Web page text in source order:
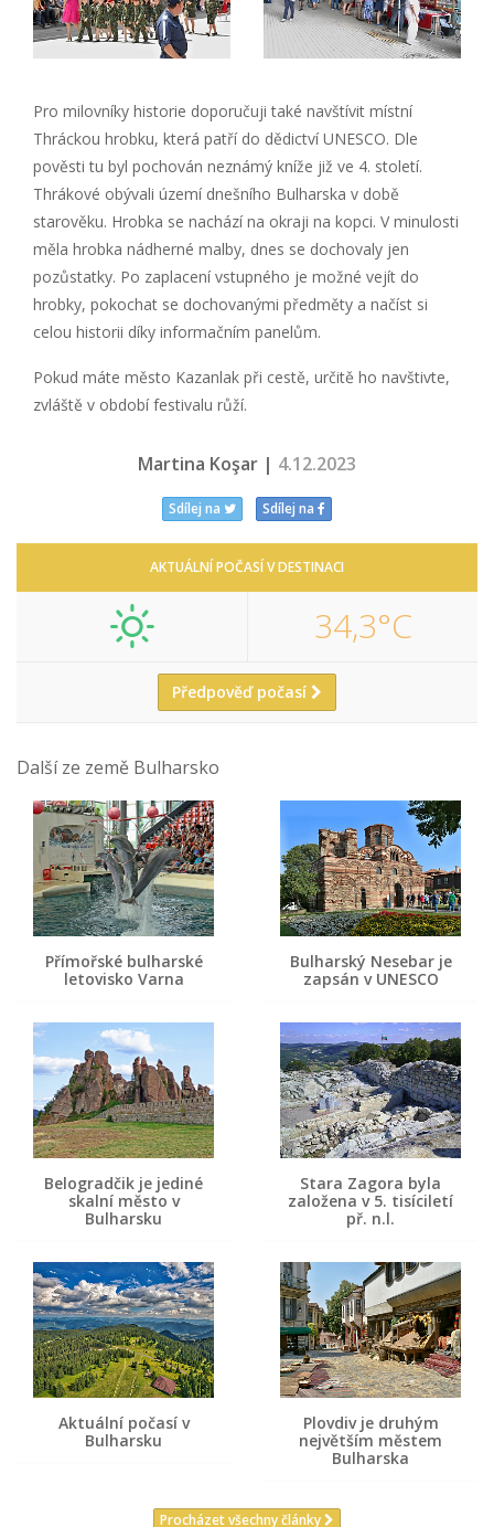
Pro milovníky historie doporučuji také navštívit místní
Thráckou hrobku, která patří do dědictví UNESCO. Dle
pověsti tu byl pochován neznámý kníže již ve 4. století.
Thrákové obývali území dnešního Bulharska v době
starověku. Hrobka se nachází na okraji na kopci. V minulosti
měla hrobka nádherné malby, dnes se dochovaly jen
pozůstatky. Po zaplacení vstupného je možné vejít do
hrobky, pokochat se dochovanými předměty a načíst si
celou historii díky informačním panelům.
Pokud máte město Kazanlak při cestě, určitě ho navštivte,
zvláště v období festivalu růží.
Martina Koşar | 4.12.2023
Sdílej na Sdílej na
AKTUÁLNÍ POČASÍ V DESTINACI
34,3°C
Předpověď počasí
Další ze země Bulharsko
Přímořské bulharské
letovisko Varna
Bulharský Nesebar je
zapsán v UNESCO
Belogradčik je jediné
skalní město v
Bulharsku
Stara Zagora byla
založena v 5. tisíciletí
př. n.l.
Aktuální počasí v
Bulharsku
Plovdiv je druhým
největším městem
Bulharska
Procházet všechny články